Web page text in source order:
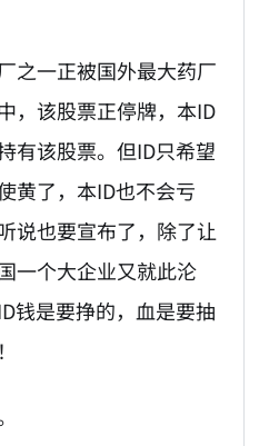
之一正被国外最大药厂
，该股票正停牌，本ID
有该股票。但ID只希望
黄了，本ID也不会亏
说也要宣布了，除了让
一个大企业又就此沦
钱是要挣的，血是要抽